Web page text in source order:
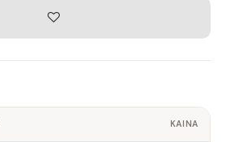
KAINA